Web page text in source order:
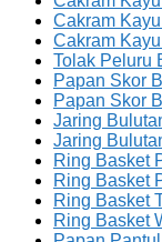
Cakram
Cakram
Tolak Peluru
Papan Skor
Papan Skor
Jaring
Jaring
Ring Basket
Ring Basket
Ring Basket
Ring Basket